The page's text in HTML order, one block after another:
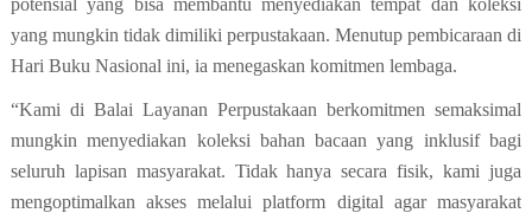
potensial yang bisa membantu menyediakan tempat dan koleksi
yang mungkin tidak dimiliki perpustakaan. Menutup pembicaraan di
Hari Buku Nasional ini, ia menegaskan komitmen lembaga.
“Kami di Balai Layanan Perpustakaan berkomitmen semaksimal
mungkin menyediakan koleksi bahan bacaan yang inklusif bagi
seluruh lapisan masyarakat. Tidak hanya secara fisik, kami juga
mengoptimalkan akses melalui platform digital agar masyarakat